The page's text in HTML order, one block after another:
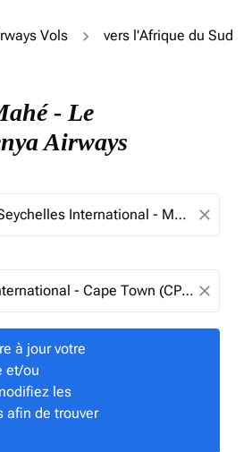
Vols
vers l'Afrique du Sud
- Le
Airways
close
close
à jour votre
et/ou
les
afin de trouver
à jour votre itinéraire (origine et/